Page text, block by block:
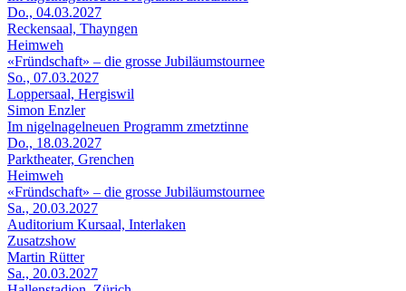
Do., 04.03.2027
Reckensaal, Thayngen
Heimweh
«Fründschaft» – die grosse Jubiläumstournee
So., 07.03.2027
Loppersaal, Hergiswil
Simon Enzler
Im nigelnagelneuen Programm zmetztinne
Do., 18.03.2027
Parktheater, Grenchen
Heimweh
«Fründschaft» – die grosse Jubiläumstournee
Sa., 20.03.2027
Auditorium Kursaal, Interlaken
Zusatzshow
Martin Rütter
Sa., 20.03.2027